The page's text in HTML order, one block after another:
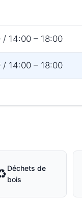
/ 14:00 – 18:00
/ 14:00 – 18:00
Déchets de
bois